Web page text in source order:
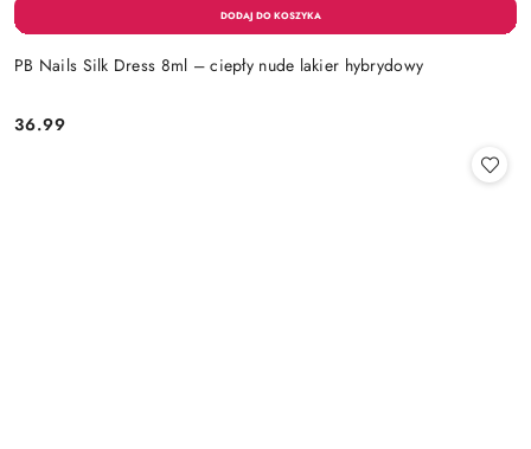
PB Nails Silk Dress 8ml – ciepły nude lakier hybrydowy
Cena:
36.99